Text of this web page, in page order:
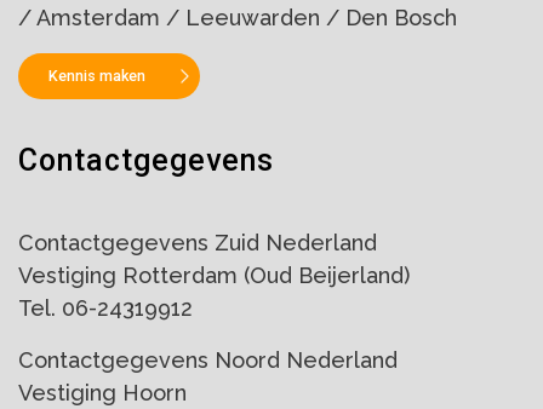
/ Amsterdam / Leeuwarden / Den Bosch
Kennis maken
Contactgegevens
Contactgegevens Zuid Nederland
Vestiging Rotterdam (Oud Beijerland)
Tel. 06-24319912
Contactgegevens Noord Nederland
Vestiging Hoorn